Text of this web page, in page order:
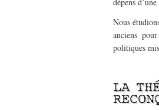
Nous
anciens
politiques
LA